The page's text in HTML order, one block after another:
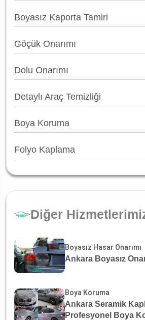
Boyasız Kaporta Tamiri
Göçük Onarımı
Dolu Onarımı
Detaylı Araç Temizliği
Boya Koruma
Folyo Kaplama
Diğer
Boyasız Hasar Onarımı
Ankara Boyasız
Boya Koruma
Ankara Seramik
Profesyonel Boya